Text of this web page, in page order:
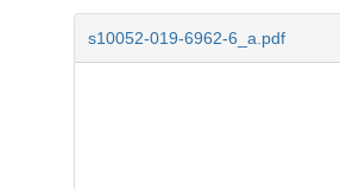
s10052-019-6962-6_a.pdf